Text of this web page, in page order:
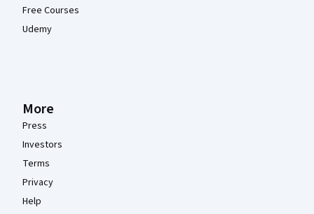
Free Courses
Udemy
More
Press
Investors
Terms
Privacy
Help